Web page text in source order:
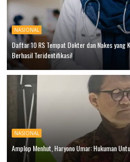
NASIONAL
Daftar 10 RS Tempat Dokter dan Nakes yang
Berhasil Teridentifikasi!
NASIONAL
Amplop Menhut, Haryono Umar: Hukuman